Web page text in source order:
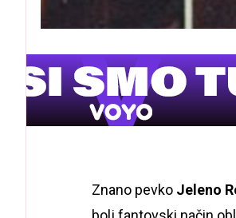
Znano pevko Jeleno